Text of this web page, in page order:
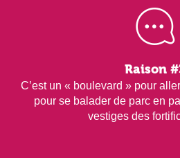
Raison
C’est un « boulevard » pour
pour se balader de parc en
vestiges des